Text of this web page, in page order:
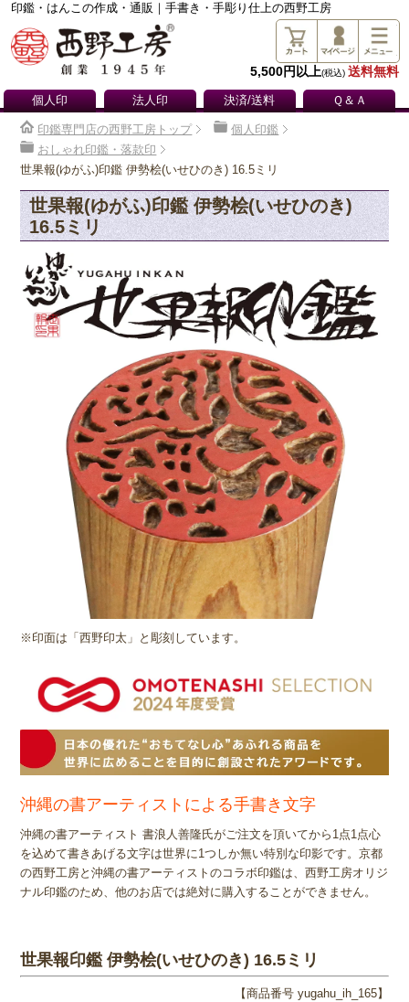
印鑑・はんこの作成・通販｜手書き・手彫り仕上の西野工房
5,500円以上(税込) 送料無料
個人印 法人印 決済/送料 Ｑ＆Ａ
印鑑専門店の西野工房トップ
個人印鑑
おしゃれ印鑑・落款印
世果報(ゆがふ)印鑑 伊勢桧(いせひのき) 16.5ミリ
世果報(ゆがふ)印鑑 伊勢桧(いせひのき)
16.5ミリ
※印面は「西野印太」と彫刻しています。
沖縄の書アーティストによる手書き文字
沖縄の書アーティスト 書浪人善隆氏がご注文を頂いてから1点1点心
を込めて書きあげる文字は世界に1つしか無い特別な印影です。京都
の西野工房と沖縄の書アーティストのコラボ印鑑は、西野工房オリジ
ナル印鑑のため、他のお店では絶対に購入することができません。
世果報印鑑 伊勢桧(いせひのき) 16.5ミリ
【商品番号 yugahu_ih_165】